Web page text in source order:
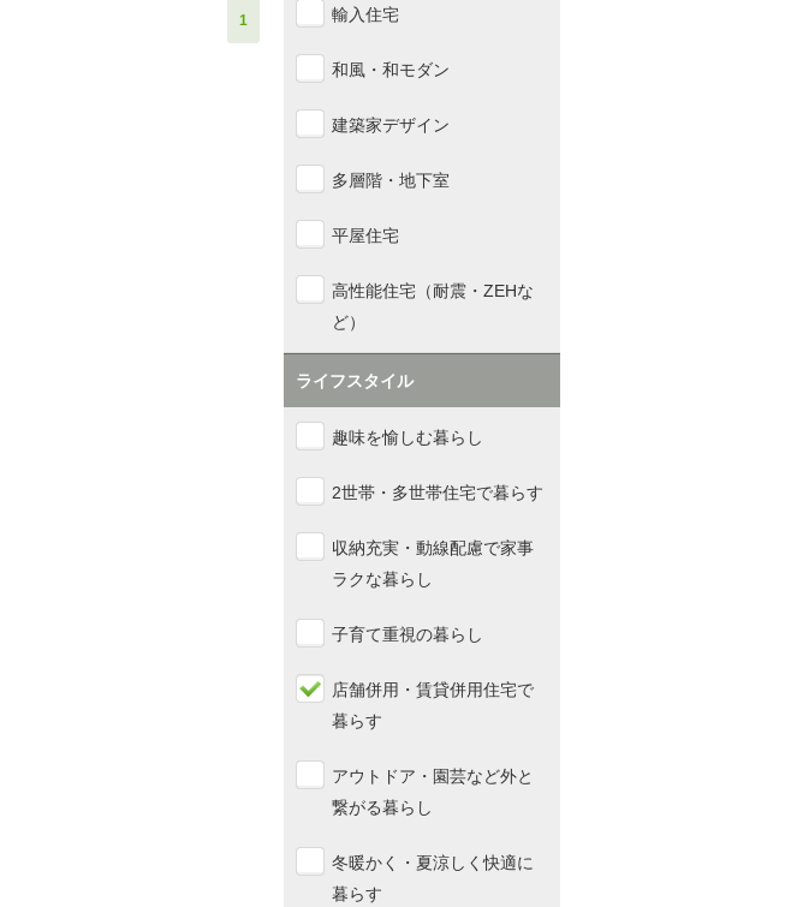
1 輸入住宅
和風・和モダン
建築家デザイン
多層階・地下室
平屋住宅
高性能住宅（耐震・ZEHな
ど）
ライフスタイル
趣味を愉しむ暮らし
2世帯・多世帯住宅で暮らす
収納充実・動線配慮で家事
ラクな暮らし
子育て重視の暮らし
店舗併用・賃貸併用住宅で
暮らす
アウトドア・園芸など外と
繋がる暮らし
冬暖かく・夏涼しく快適に
暮らす